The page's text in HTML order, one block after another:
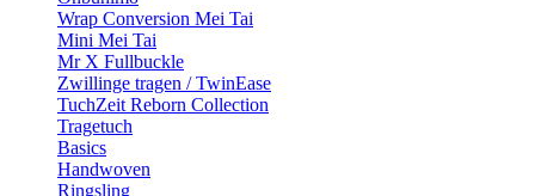
Wrap Conversion Mei Tai
Mini Mei Tai
Mr X Fullbuckle
Zwillinge tragen / TwinEase
TuchZeit Reborn Collection
Tragetuch
Basics
Handwoven
Ringsling